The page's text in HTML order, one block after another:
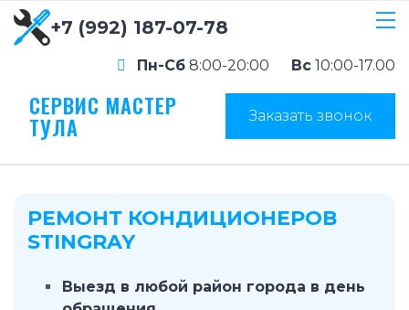
+7 (992) 187-07-78
Пн-Сб 8:00-20:00 Вс 10:00-17.00
СЕРВИС МАСТЕР
ТУЛА Заказать звонок
РЕМОНТ КОНДИЦИОНЕРОВ
STINGRAY
Выезд в любой район города в день